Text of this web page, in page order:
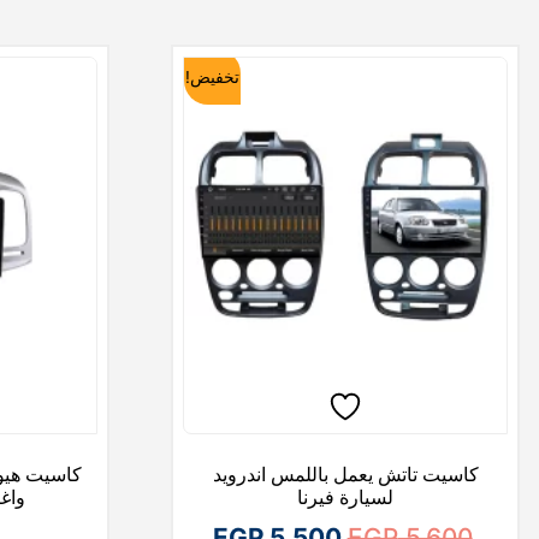
تخفيض!
كاسيت تاتش يعمل باللمس اندرويد
لسيارة فيرنا
كاسيت